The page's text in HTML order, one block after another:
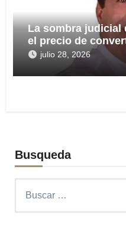
La sombra judicial
el precio de
en arma
julio 28, 2026
Busqueda